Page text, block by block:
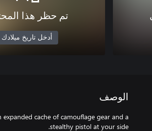
تم حظر هذا
أدخل تاريخ ميلادك
الوصف
cache of camouflage gear and a